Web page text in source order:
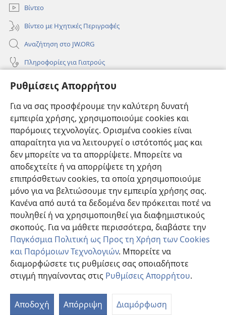
Ρυθμίσεις Απορρήτου
Για να σας προσφέρουμε την καλύτερη δυνατή
εμπειρία χρήσης, χρησιμοποιούμε cookies και
παρόμοιες τεχνολογίες. Ορισμένα cookies είναι
απαραίτητα για να λειτουργεί ο ιστότοπός μας και
δεν μπορείτε να τα απορρίψετε. Μπορείτε να
αποδεχτείτε ή να απορρίψετε τη χρήση
επιπρόσθετων cookies, τα οποία χρησιμοποιούμε
μόνο για να βελτιώσουμε την εμπειρία χρήσης σας.
Κανένα από αυτά τα δεδομένα δεν πρόκειται ποτέ να
πουληθεί ή να χρησιμοποιηθεί για διαφημιστικούς
σκοπούς. Για να μάθετε περισσότερα, διαβάστε την
Παγκόσμια Πολιτική ως Προς τη Χρήση των Cookies
και Παρόμοιων Τεχνολογιών. Μπορείτε να
διαμορφώσετε τις ρυθμίσεις σας οποιαδήποτε
στιγμή πηγαίνοντας στις Ρυθμίσεις Απορρήτου.
Αποδοχή Απόρριψη Διαμόρφωση
Βίντεο
Βίντεο με Ηχητικές Περιγραφές
Αναζήτηση στο JW.ORG
Πληροφορίες για Γιατρούς
Πληροφορίες για Επίσημους Φορείς και ΜΜΕ
Συνεισφορές
(ανοίγει
παράθυρο)ΔΙΑΔΙΚΤΥΑΚΗ ΒΙΒΛΙΟΘΗΚΗ της Σκοπιάς™
(ανοίγει
νέο
παράθυρο)
JW Hub ®
(ανοίγει
νέο
παράθυρο)JW Library®
Βιβλιοθήκη της Σκοπιάς
Copyright
© 2026 Watch Tower Bible and Tract Society of Pennsylvania.
ΟΡΟΙ ΧΡΗΣΗΣ |ΠΟΛΙΤΙΚΗ ΑΠΟΡΡΗΤΟΥ |ΡΥΘΜΙΣΕΙΣ ΑΠΟΡΡΗΤΟΥ